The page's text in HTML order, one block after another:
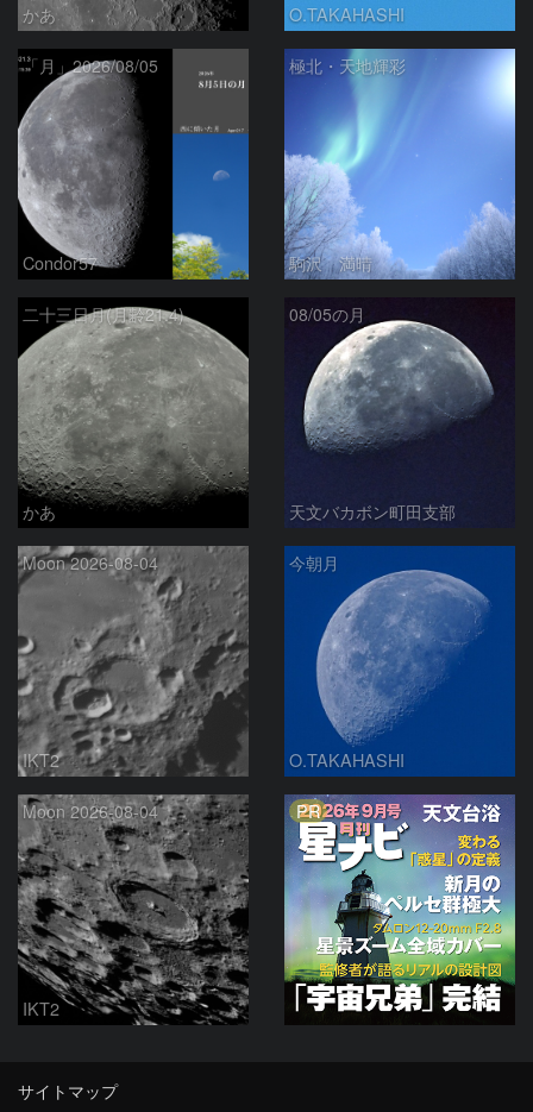
かあ O.TAKAHASHI
「月」2026/08/05
Condor57
極北・天地輝彩
駒沢 満晴
二十三日月(月齢21.4)
かあ
08/05の月
天文バカボン町田支部
Moon 2026-08-04
IKT2
今朝月
O.TAKAHASHI
Moon 2026-08-04
IKT2
PR
サイトマップ